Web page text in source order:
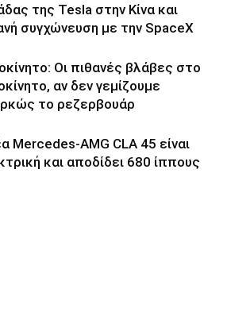
της Tesla στην Κίνα και
συγχώνευση με την SpaceX
Οι πιθανές βλάβες στο
αν δεν γεμίζουμε
το ρεζερβουάρ
Mercedes-AMG CLA 45 είναι
και αποδίδει 680 ίππους